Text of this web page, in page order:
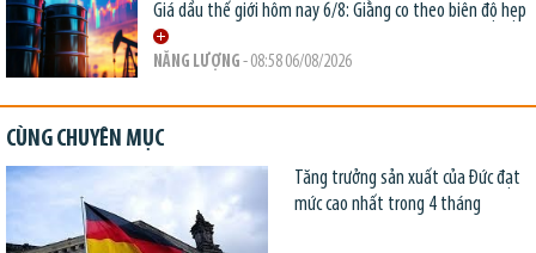
Giá dầu thế giới hôm nay 6/8: Giằng co theo biên độ hẹp
NĂNG LƯỢNG - 08:58 06/08/2026
CÙNG CHUYÊN MỤC
Tăng trưởng sản xuất của Đức đạt
mức cao nhất trong 4 tháng